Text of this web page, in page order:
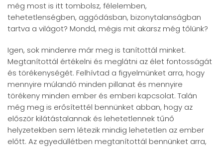
még most is itt tombolsz, félelemben,
tehetetlenségben, aggódásban, bizonytalanságban
tartva a világot? Mondd, mégis mit akarsz még tőlünk?
Igen, sok mindenre már meg is tanítottál minket.
Megtanítottál értékelni és meglátni az élet fontosságát
és törékenységét. Felhívtad a figyelmünket arra, hogy
mennyire múlandó minden pillanat és mennyire
törékeny minden ember és emberi kapcsolat. Talán
még meg is erősítettél bennünket abban, hogy az
először kilátástalannak és lehetetlennek tűnő
helyzetekben sem létezik mindig lehetetlen az ember
előtt. Az egyedüllétben megtanítottál bennünket arra,